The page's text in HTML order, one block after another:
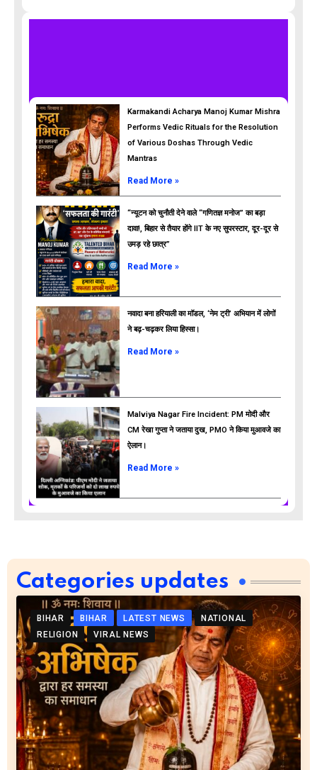
ads
Karmakandi Acharya Manoj Kumar Mishra
Performs Vedic Rituals for the Resolution
of Various Doshas Through Vedic
Mantras
Read More »
“न्यूटन को चुनौती देने वाले “गणितज्ञ मनोज” का बड़ा
दावा!, बिहार से तैयार होंगे IIT के नए सुपरस्टार, दूर-दूर से
उमड़ रहे छात्र”
Read More »
नवादा बना हरियाली का मॉडल, ‘नेम ट्री’ अभियान में लोगों
ने बढ़-चढ़कर लिया हिस्सा।
Read More »
Malviya Nagar Fire Incident: PM मोदी और
CM रेखा गुप्ता ने जताया दुख, PMO ने किया मुआवजे का
ऐलान।
Read More »
Categories updates
BIHAR BIHAR LATEST NEWS
NATIONAL
RELIGION
VIRAL NEWS